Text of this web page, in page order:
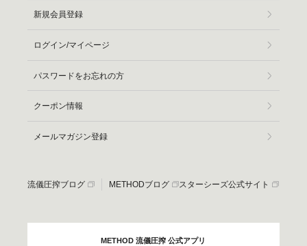
新規会員登録
ログイン/マイページ
パスワードをお忘れの方
クーポン情報
メールマガジン登録
流儀圧搾ブログ METHODブログ スターシーズ公式サイト
METHOD 流儀圧搾 公式アプリ